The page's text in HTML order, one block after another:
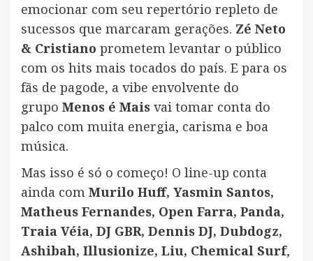
emocionar com seu repertório repleto de
sucessos que marcaram gerações. Zé Neto
& Cristiano prometem levantar o público
com os hits mais tocados do país. E para os
fãs de pagode, a vibe envolvente do
grupo Menos é Mais vai tomar conta do
palco com muita energia, carisma e boa
música.
Mas isso é só o começo! O line-up conta
ainda com Murilo Huff, Yasmin Santos,
Matheus Fernandes, Open Farra, Panda,
Traia Véia, DJ GBR, Dennis DJ, Dubdogz,
Ashibah, Illusionize, Liu, Chemical Surf,